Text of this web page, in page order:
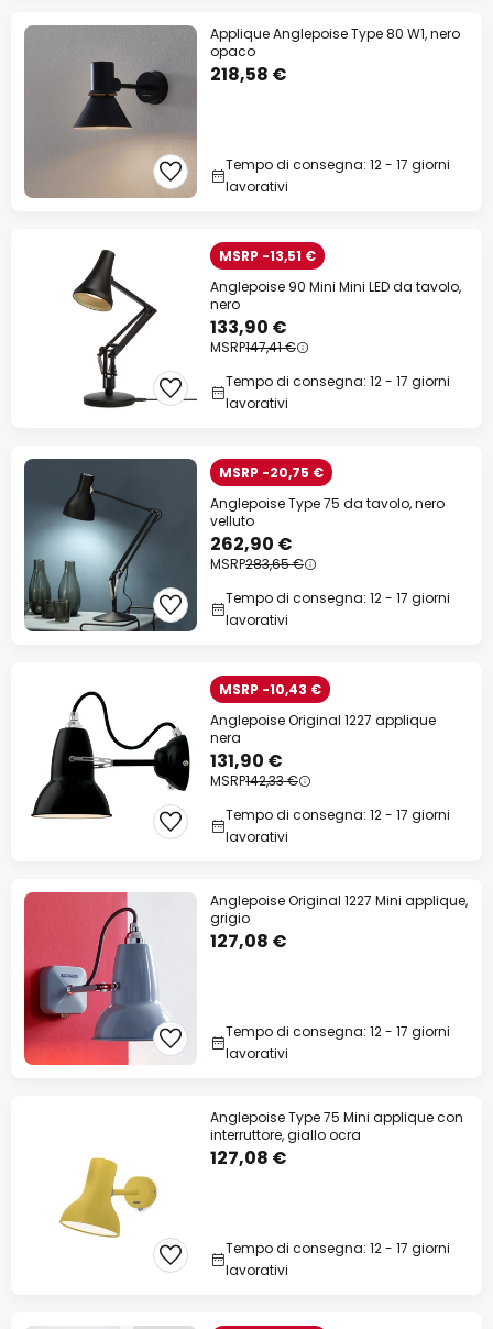
Applique Anglepoise Type 80 W1, nero
opaco
218,58 €
Tempo di consegna: 12 - 17 giorni
lavorativi
MSRP -13,51 €
Anglepoise 90 Mini Mini LED da tavolo,
nero
133,90 €
MSRP147,41 €
Tempo di consegna: 12 - 17 giorni
lavorativi
MSRP -20,75 €
Anglepoise Type 75 da tavolo, nero
velluto
262,90 €
MSRP283,65 €
Tempo di consegna: 12 - 17 giorni
lavorativi
MSRP -10,43 €
Anglepoise Original 1227 applique
nera
131,90 €
MSRP142,33 €
Tempo di consegna: 12 - 17 giorni
lavorativi
Anglepoise Original 1227 Mini applique,
grigio
127,08 €
Tempo di consegna: 12 - 17 giorni
lavorativi
Anglepoise Type 75 Mini applique con
interruttore, giallo ocra
127,08 €
Tempo di consegna: 12 - 17 giorni
lavorativi